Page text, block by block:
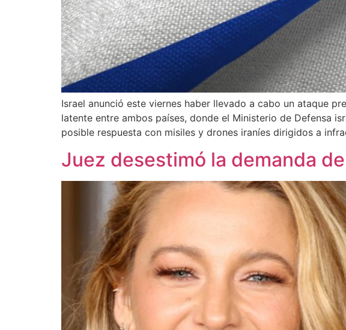
Israel anunció este viernes haber llevado a cabo un ataque
latente entre ambos países, donde el Ministerio de Defensa
posible respuesta con misiles y drones iraníes dirigidos a
Juez desestimó la demanda